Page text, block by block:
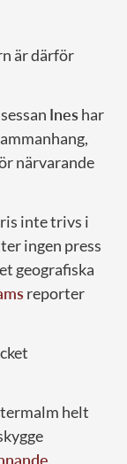
är därför
Ines har
närvarande
inte trivs i
ingen press
geografiska
reporter
helt